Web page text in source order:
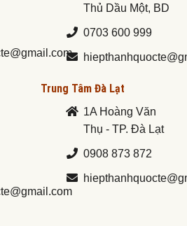
Thủ Dầu Một, BD
0703 600 999
Trung Tâm Đà Lạt
1A Hoàng Văn
Thụ - TP. Đà Lạt
0908 873 872